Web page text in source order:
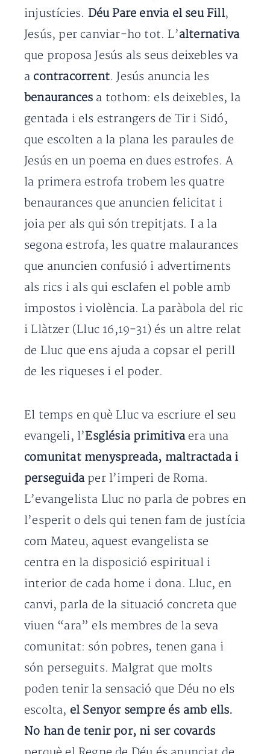
injustícies. Déu Pare envia el seu Fill,
Jesús, per canviar-ho tot. L’alternativa
que proposa Jesús als seus deixebles va
a contracorrent. Jesús anuncia les
benaurances a tothom: els deixebles, la
gentada i els estrangers de Tir i Sidó,
que escolten a la plana les paraules de
Jesús en un poema en dues estrofes. A
la primera estrofa trobem les quatre
benaurances que anuncien felicitat i
joia per als qui són trepitjats. I a la
segona estrofa, les quatre malaurances
que anuncien confusió i advertiments
als rics i als qui esclafen el poble amb
impostos i violència. La paràbola del ric
i Llàtzer (Lluc 16,19-31) és un altre relat
de Lluc que ens ajuda a copsar el perill
de les riqueses i el poder.
El temps en què Lluc va escriure el seu
evangeli, l’Església primitivaera una
comunitat menyspreada, maltractada i
perseguida per l’imperi de Roma.
L’evangelista Lluc no parla de pobres en
l’esperit o dels qui tenen fam de justícia
com Mateu, aquest evangelista se
centra en la disposició espiritual i
interior de cada home i dona. Lluc, en
canvi, parla de la situació concreta que
viuen “ara” els membres de la seva
comunitat: són pobres, tenen gana i
són perseguits. Malgrat que molts
poden tenir la sensació que Déu no els
escolta, el Senyor sempre és amb ells.
No han de tenir por, ni ser covards